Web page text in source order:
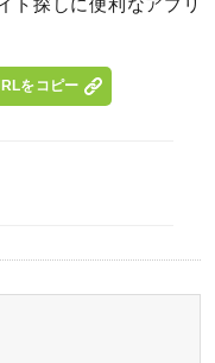
ト探しに便利なアプリ
をコピー